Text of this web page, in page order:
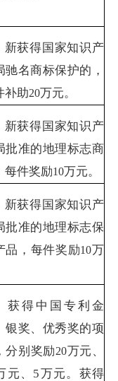
新获得国家知识产
驰名商标保护的，
补助20万元。
新获得国家知识产
批准的地理标志商
每件奖励10万元。
新获得国家知识产
批准的地理标志保
品，每件奖励10万
获得中国专利金
银奖、优秀奖的项
分别奖励20万元、
元、 5万元。获得